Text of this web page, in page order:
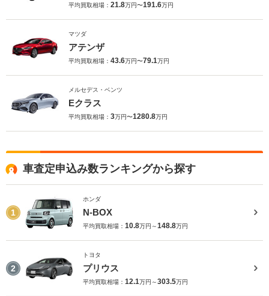
平均買取相場： 21.8万円〜191.6万円
マツダ
アテンザ
平均買取相場： 43.6万円〜79.1万円
メルセデス・ベンツ
Eクラス
平均買取相場： 3万円〜1280.8万円
車査定申込み数ランキングから探す
1
ホンダ
N-BOX
平均買取相場： 10.8万円～148.8万円
2
トヨタ
プリウス
平均買取相場： 12.1万円～303.5万円